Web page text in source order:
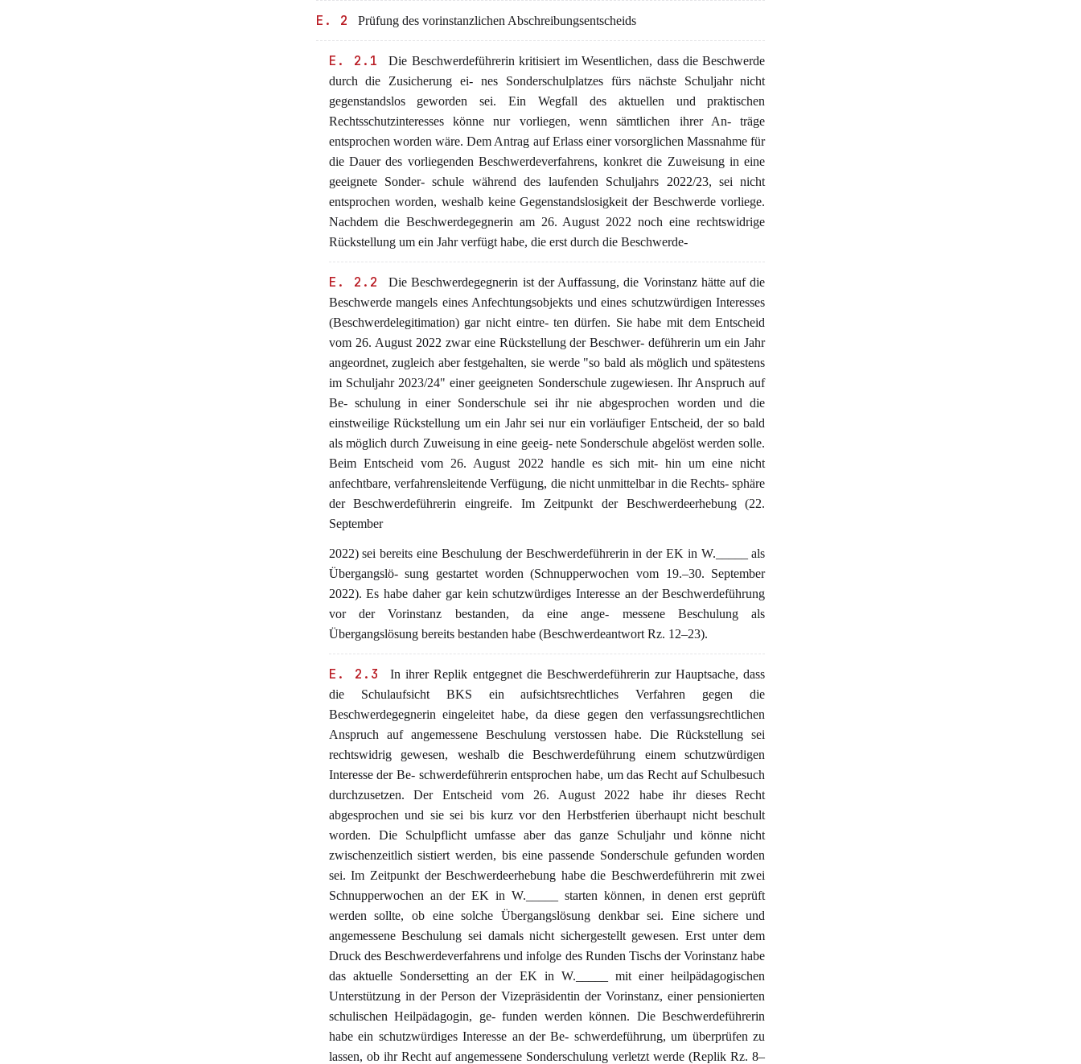
E. 2 Prüfung des vorinstanzlichen Abschreibungsentscheids
E. 2.1
Die Beschwerdeführerin kritisiert im Wesentlichen, dass die Beschwerde
durch die Zusicherung ei- nes Sonderschulplatzes fürs nächste Schuljahr nicht
gegenstandslos geworden sei. Ein Wegfall des aktuellen und praktischen
Rechtsschutzinteresses könne nur vorliegen, wenn sämtlichen ihrer An- träge
entsprochen worden wäre. Dem Antrag auf Erlass einer vorsorglichen Massnahme für
die Dauer des vorliegenden Beschwerdeverfahrens, konkret die Zuweisung in eine
geeignete Sonder- schule während des laufenden Schuljahrs 2022/23, sei nicht
entsprochen worden, weshalb keine Gegenstandslosigkeit der Beschwerde vorliege.
Nachdem die Beschwerdegegnerin am 26. August 2022 noch eine rechtswidrige
Rückstellung um ein Jahr verfügt habe, die erst durch die Beschwerde-
E. 2.2
Die Beschwerdegegnerin ist der Auffassung, die Vorinstanz hätte auf die
Beschwerde mangels eines Anfechtungsobjekts und eines schutzwürdigen Interesses
(Beschwerdelegitimation) gar nicht eintre- ten dürfen. Sie habe mit dem Entscheid
vom 26. August 2022 zwar eine Rückstellung der Beschwer- deführerin um ein Jahr
angeordnet, zugleich aber festgehalten, sie werde "so bald als möglich und spätestens
im Schuljahr 2023/24" einer geeigneten Sonderschule zugewiesen. Ihr Anspruch auf
Be- schulung in einer Sonderschule sei ihr nie abgesprochen worden und die
einstweilige Rückstellung um ein Jahr sei nur ein vorläufiger Entscheid, der so bald
als möglich durch Zuweisung in eine geeig- nete Sonderschule abgelöst werden solle.
Beim Entscheid vom 26. August 2022 handle es sich mit- hin um eine nicht
anfechtbare, verfahrensleitende Verfügung, die nicht unmittelbar in die Rechts- sphäre
der Beschwerdeführerin eingreife. Im Zeitpunkt der Beschwerdeerhebung (22.
September
2022) sei bereits eine Beschulung der Beschwerdeführerin in der EK in W._____ als
Übergangslö- sung gestartet worden (Schnupperwochen vom 19.–30. September
2022). Es habe daher gar kein schutzwürdiges Interesse an der Beschwerdeführung
vor der Vorinstanz bestanden, da eine ange- messene Beschulung als
Übergangslösung bereits bestanden habe (Beschwerdeantwort Rz. 12–23).
E. 2.3
In ihrer Replik entgegnet die Beschwerdeführerin zur Hauptsache, dass
die Schulaufsicht BKS ein aufsichtsrechtliches Verfahren gegen die
Beschwerdegegnerin eingeleitet habe, da diese gegen den verfassungsrechtlichen
Anspruch auf angemessene Beschulung verstossen habe. Die Rückstellung sei
rechtswidrig gewesen, weshalb die Beschwerdeführung einem schutzwürdigen
Interesse der Be- schwerdeführerin entsprochen habe, um das Recht auf Schulbesuch
durchzusetzen. Der Entscheid vom 26. August 2022 habe ihr dieses Recht
abgesprochen und sie sei bis kurz vor den Herbstferien überhaupt nicht beschult
worden. Die Schulpflicht umfasse aber das ganze Schuljahr und könne nicht
zwischenzeitlich sistiert werden, bis eine passende Sonderschule gefunden worden
sei. Im Zeitpunkt der Beschwerdeerhebung habe die Beschwerdeführerin mit zwei
Schnupperwochen an der EK in W._____ starten können, in denen erst geprüft
werden sollte, ob eine solche Übergangslösung denkbar sei. Eine sichere und
angemessene Beschulung sei damals nicht sichergestellt gewesen. Erst unter dem
Druck des Beschwerdeverfahrens und infolge des Runden Tischs der Vorinstanz habe
das aktuelle Sondersetting an der EK in W._____ mit einer heilpädagogischen
Unterstützung in der Person der Vizepräsidentin der Vorinstanz, einer pensionierten
schulischen Heilpädagogin, ge- funden werden können. Die Beschwerdeführerin
habe ein schutzwürdiges Interesse an der Be- schwerdeführung, um überprüfen zu
lassen, ob ihr Recht auf angemessene Sonderschulung verletzt werde (Replik Rz. 8–